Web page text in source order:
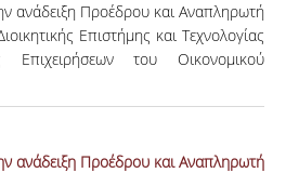
ανάδειξη Προέδρου και Αναπληρωτή
Επιστήμης και Τεχνολογίας
Επιχειρήσεων του Οικονομικού
ανάδειξη Προέδρου και Αναπληρωτή